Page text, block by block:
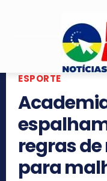
ESPORTE
regras
para